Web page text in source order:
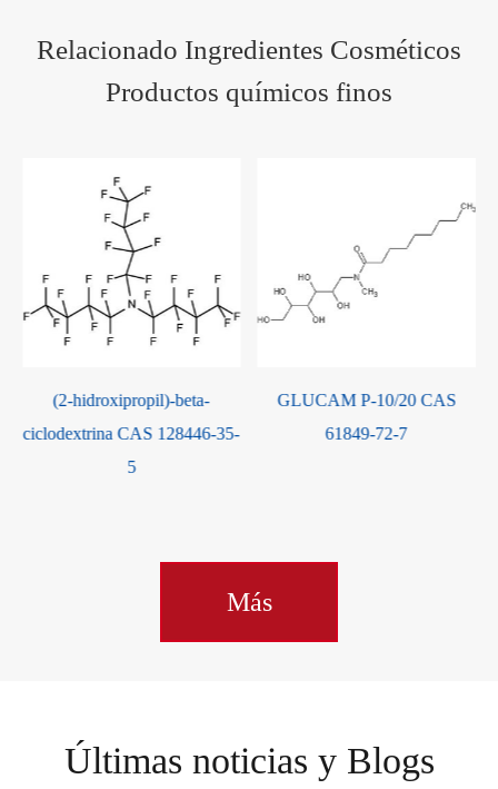
Relacionado Ingredientes Cosméticos
Productos químicos finos
GLUCAM P-10/20 CAS
61849-72-7
Lauril glucósido CAS 110615-
47-9
Más
Últimas noticias y Blogs